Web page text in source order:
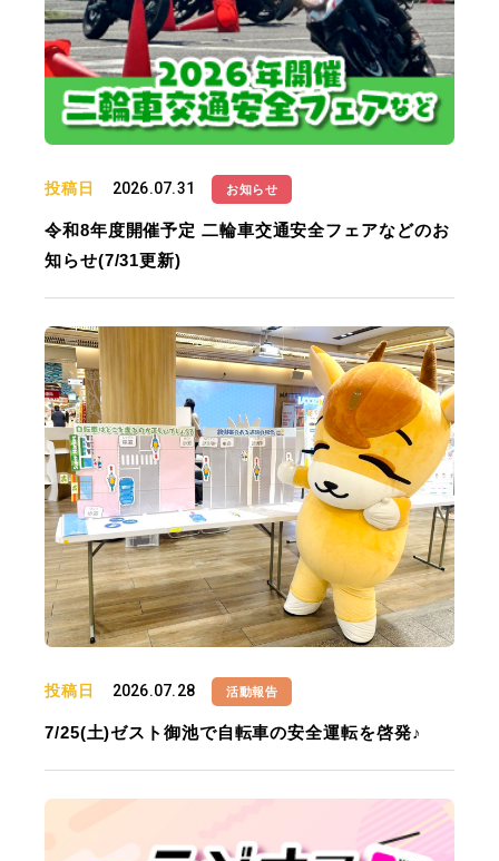
投稿日 2026.07.31 お知らせ
令和8年度開催予定 二輪車交通安全フェアなどのお
知らせ(7/31更新)
投稿日 2026.07.28 活動報告
7/25(土)ゼスト御池で自転車の安全運転を啓発♪